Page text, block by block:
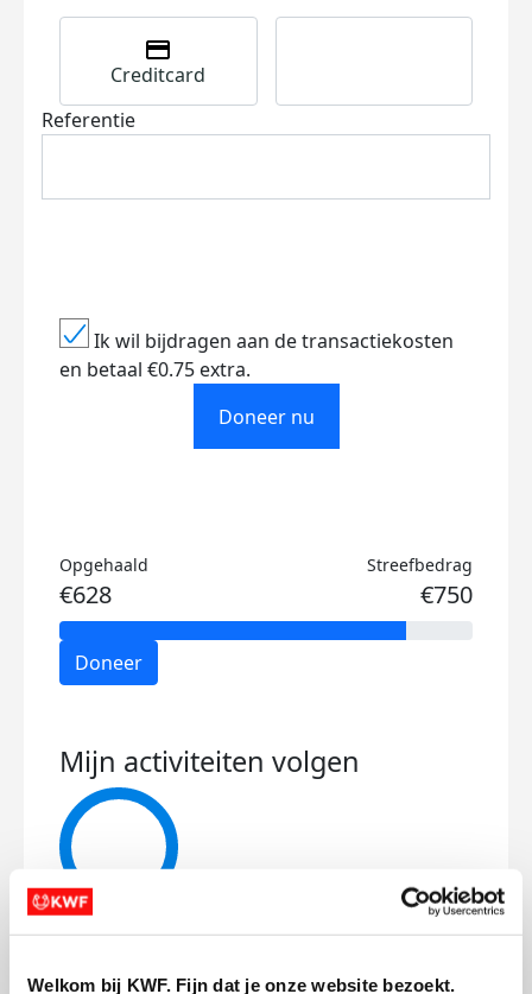
Welkom bij KWF. Fijn dat je onze website bezoekt.
Creditcard
Referentie
Ik wil bijdragen aan de transactiekosten
en betaal €0.75 extra.
Doneer nu
Opgehaald
€628
Streefbedrag
€750
Doneer
Mijn activiteiten volgen